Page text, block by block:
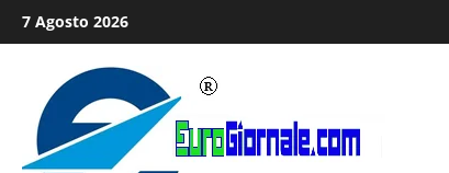
Salta
al
contenuto
7 Agosto 2026